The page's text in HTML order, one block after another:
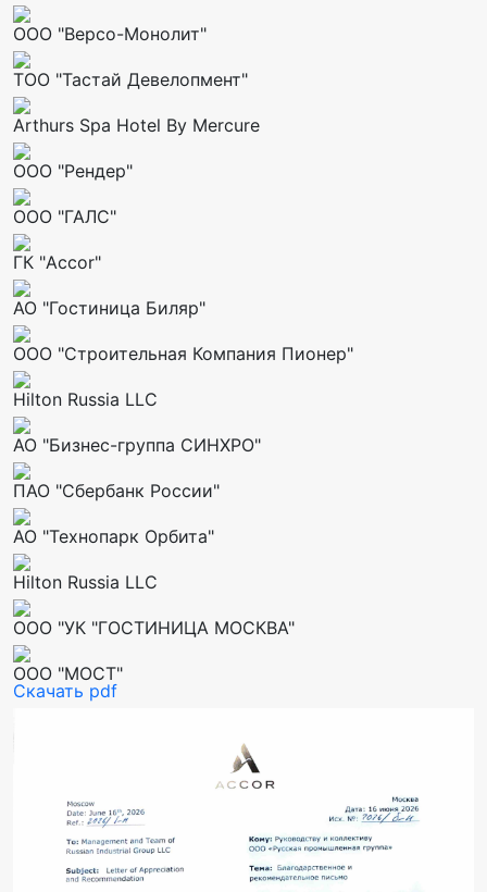
ООО "Версо-Монолит"
ТОО "Тастай Девелопмент"
Arthurs Spa Hotel By Mercure
ООО "Рендер"
ООО "ГАЛС"
ГК "Accor"
АО "Гостиница Биляр"
ООО "Строительная Компания Пионер"
Hilton Russia LLC
АО "Бизнес-группа СИНХРО"
ПАО "Сбербанк России"
АО "Технопарк Орбита"
Hilton Russia LLC
ООО "УК "ГОСТИНИЦА МОСКВА"
ООО "МОСТ"
Скачать pdf